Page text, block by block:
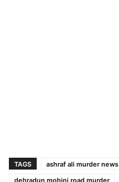
TAGS ashraf ali murder news